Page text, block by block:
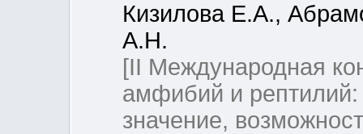
Кизилова Е.А.,
А.Н.
[II Международная
амфибий и
значение,